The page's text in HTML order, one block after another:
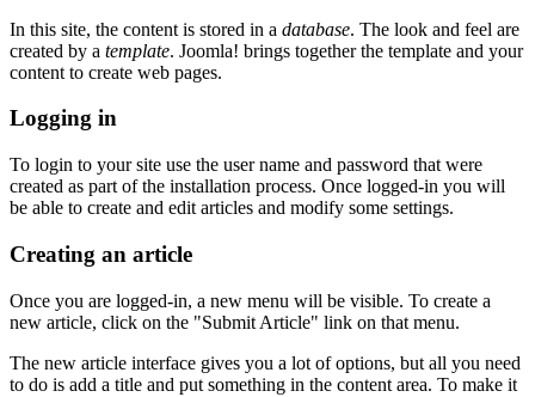
In this site, the content is stored in a database. The look and feel are
created by a template. Joomla! brings together the template and your
content to create web pages.
Logging in
To login to your site use the user name and password that were
created as part of the installation process. Once logged-in you will
be able to create and edit articles and modify some settings.
Creating an article
Once you are logged-in, a new menu will be visible. To create a
new article, click on the "Submit Article" link on that menu.
The new article interface gives you a lot of options, but all you need
to do is add a title and put something in the content area. To make it